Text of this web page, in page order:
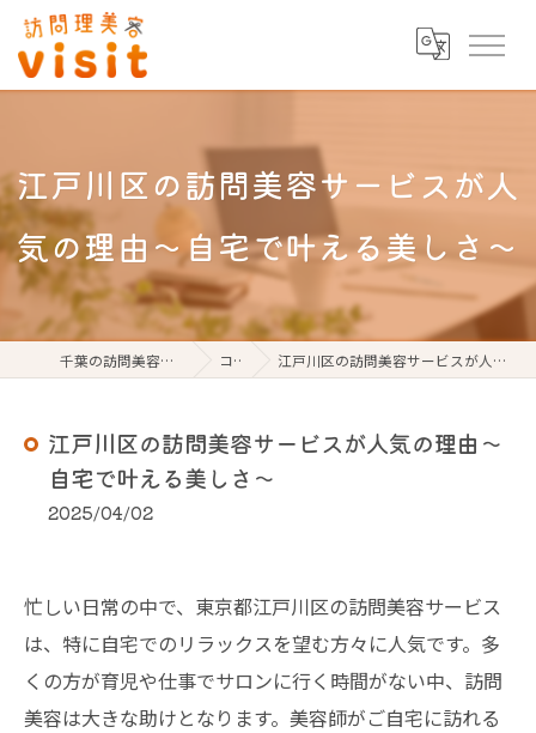
江戸川区の訪問美容サービスが人
気の理由〜自宅で叶える美しさ〜
千葉の訪問美容なら訪問理美容visit コラム 江戸川区の訪問美容サービスが人気の理由〜自宅で叶える美しさ〜
江戸川区の訪問美容サービスが人気の理由〜
自宅で叶える美しさ〜
2025/04/02
忙しい日常の中で、東京都江戸川区の訪問美容サービス
は、特に自宅でのリラックスを望む方々に人気です。多
くの方が育児や仕事でサロンに行く時間がない中、訪問
美容は大きな助けとなります。美容師がご自宅に訪れる